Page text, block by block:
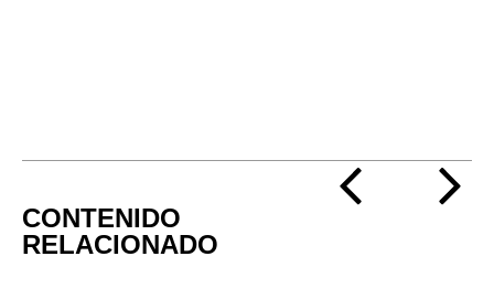
CONTENIDO
RELACIONADO